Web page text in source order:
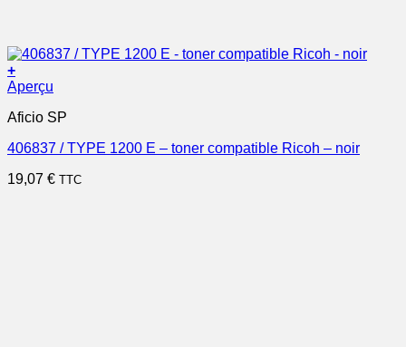
+
Aperçu
Aficio SP
406837 / TYPE 1200 E – toner compatible Ricoh – noir
19,07 € TTC